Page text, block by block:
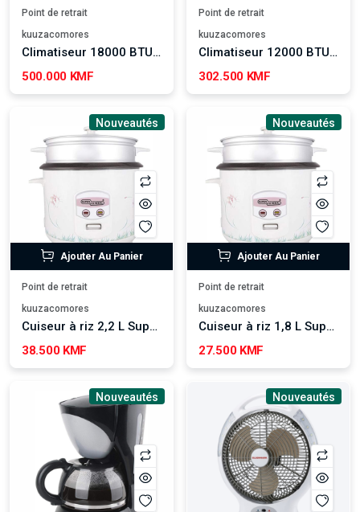
Point de retrait
kuuzacomores
Climatiseur 18000 BTU AKAI
500.000 KMF
Point de retrait
kuuzacomores
Climatiseur 12000 BTU AKAI
302.500 KMF
Nouveautés
Ajouter Au Panier
Point de retrait
kuuzacomores
Cuiseur à riz 2,2 L Super Général - SGRC22W
38.500 KMF
Nouveautés
Ajouter Au Panier
Point de retrait
kuuzacomores
Cuiseur à riz 1,8 L Super Général - SGRC18CM
27.500 KMF
Nouveautés Nouveautés